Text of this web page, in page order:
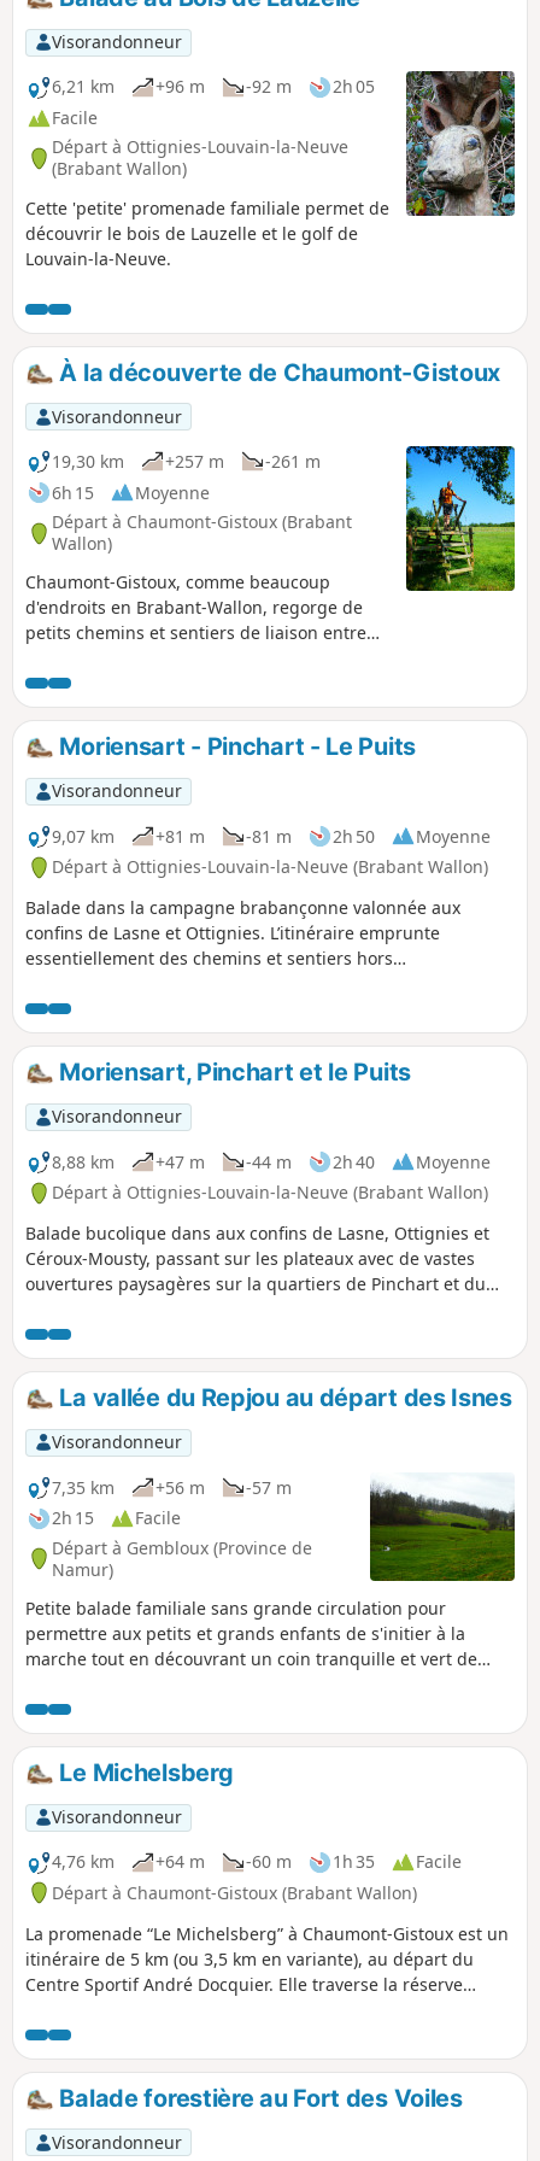
Visorandonneur
6,21 km
+96 m -92 m
2h 05
Facile
Départ à Ottignies-Louvain-la-Neuve
(Brabant Wallon)
Cette 'petite' promenade familiale permet de
découvrir le bois de Lauzelle et le golf de
Louvain-la-Neuve.
À la découverte de Chaumont-Gistoux
Visorandonneur
19,30 km
+257 m
-261 m
6h 15
Moyenne
Départ à Chaumont-Gistoux (Brabant
Wallon)
Chaumont-Gistoux, comme beaucoup
d'endroits en Brabant-Wallon, regorge de
petits chemins et sentiers de liaison entre
C'est l'un des points d'orgue de la balade.
Moriensart - Pinchart - Le Puits
Visorandonneur
9,07 km
+81 m -81 m 2h 50
Moyenne
Départ à Ottignies-Louvain-la-Neuve (Brabant Wallon)
Balade dans la campagne brabançonne valonnée aux
confins de Lasne et Ottignies. L’itinéraire emprunte
essentiellement des chemins et sentiers hors
L’itinéraire fait un passage par la tour de Moriensart qui est
un élément du patrimoine ici incontournable.
Moriensart, Pinchart et le Puits
Visorandonneur
8,88 km
+47 m -44 m 2h 40
Moyenne
Départ à Ottignies-Louvain-la-Neuve (Brabant Wallon)
Balade bucolique dans aux confins de Lasne, Ottignies et
Céroux-Mousty, passant sur les plateaux avec de vastes
ouvertures paysagères sur la quartiers de Pinchart et du
la tour de Moriensart.
La vallée du Repjou au départ des Isnes
Visorandonneur
7,35 km
+56 m
-57 m
2h 15
Facile
Départ à Gembloux (Province de
Namur)
Petite balade familiale sans grande circulation pour
permettre aux petits et grands enfants de s'initier à la
marche tout en découvrant un coin tranquille et vert de
l'entité.
Le Michelsberg
Visorandonneur
4,76 km
+64 m -60 m 1h 35
Facile
Départ à Chaumont-Gistoux (Brabant Wallon)
La promenade “Le Michelsberg” à Chaumont-Gistoux est un
itinéraire de 5 km (ou 3,5 km en variante), au départ du
Centre Sportif André Docquier. Elle traverse la réserve
dans le Bois de Chaumont, où se trouve le site néolithique
du Michelsberg, fouillé en 1958. Le sentier alterne chemins
forestiers et passages vallonnés, avec des descentes raides
pouvant être glissantes. On y découvre des vestiges
historiques, dont une levée de terre et un fossé datant de
Balade forestière au Fort des Voiles
Visorandonneur